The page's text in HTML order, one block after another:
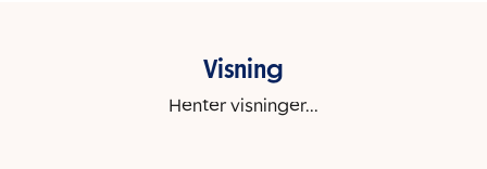
Visning
Henter visninger...